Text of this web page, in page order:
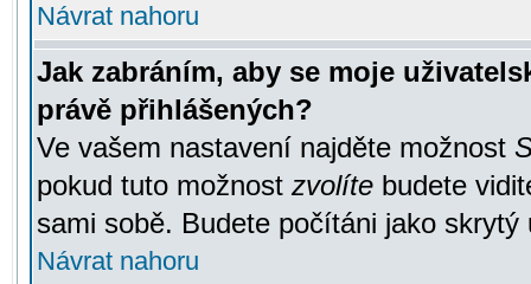
Návrat nahoru
Jak zabráním, aby se moje
právě přihlášených?
Ve vašem nastavení najděte možnost
pokud tuto možnost zvolíte budete
sami sobě. Budete počítáni jako skrytý
Návrat nahoru